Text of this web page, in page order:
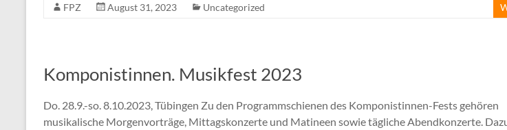
FPZ August 31, 2023 Uncategorized
Komponistinnen. Musikfest 2023
Do. 28.9.-so. 8.10.2023, Tübingen Zu den Programmschienen des Komponistinnen-Fests gehören
musikalische Morgenvorträge, Mittagskonzerte und Matineen sowie tägliche Abendkonzerte.